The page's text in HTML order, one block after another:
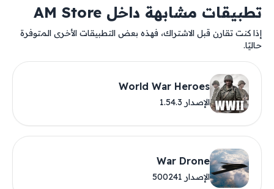
تطبيقات مشابهة داخل AM Store
إذا كنت تقارن قبل الاشتراك، فهذه بعض التطبيقات الأخرى المتوفرة
حاليًا.
World War Heroes
الإصدار 1.54.3
War Drone
الإصدار 500241